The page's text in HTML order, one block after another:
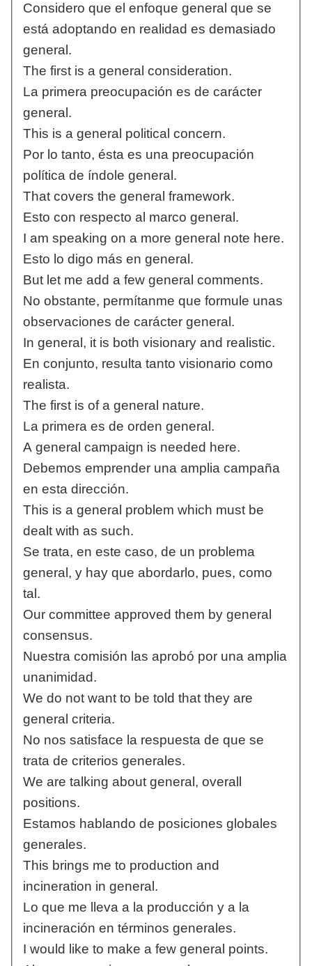
Considero que el enfoque general que se
está adoptando en realidad es demasiado
general.
The first is a general consideration.
La primera preocupación es de carácter
general.
This is a general political concern.
Por lo tanto, ésta es una preocupación
política de índole general.
That covers the general framework.
Esto con respecto al marco general.
I am speaking on a more general note here.
Esto lo digo más en general.
But let me add a few general comments.
No obstante, permítanme que formule unas
observaciones de carácter general.
In general, it is both visionary and realistic.
En conjunto, resulta tanto visionario como
realista.
The first is of a general nature.
La primera es de orden general.
A general campaign is needed here.
Debemos emprender una amplia campaña
en esta dirección.
This is a general problem which must be
dealt with as such.
Se trata, en este caso, de un problema
general, y hay que abordarlo, pues, como
tal.
Our committee approved them by general
consensus.
Nuestra comisión las aprobó por una amplia
unanimidad.
We do not want to be told that they are
general criteria.
No nos satisface la respuesta de que se
trata de criterios generales.
We are talking about general, overall
positions.
Estamos hablando de posiciones globales
generales.
This brings me to production and
incineration in general.
Lo que me lleva a la producción y a la
incineración en términos generales.
I would like to make a few general points.